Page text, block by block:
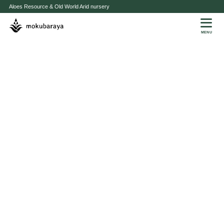
Aloes Resource & Old World Arid nursery
MENU